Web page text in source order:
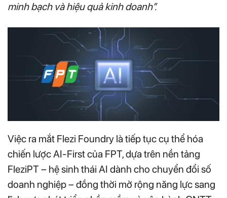
minh bạch và hiệu quả kinh doanh”.
Việc ra mắt Flezi Foundry là tiếp tục cụ thể hóa
chiến lược AI-First của FPT, dựa trên nền tảng
FleziPT – hệ sinh thái AI dành cho chuyển đổi số
doanh nghiệp – đồng thời mở rộng năng lực sang